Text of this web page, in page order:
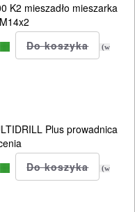
K2 mieszadło mieszarka
(w
Plus prowadnica
(w